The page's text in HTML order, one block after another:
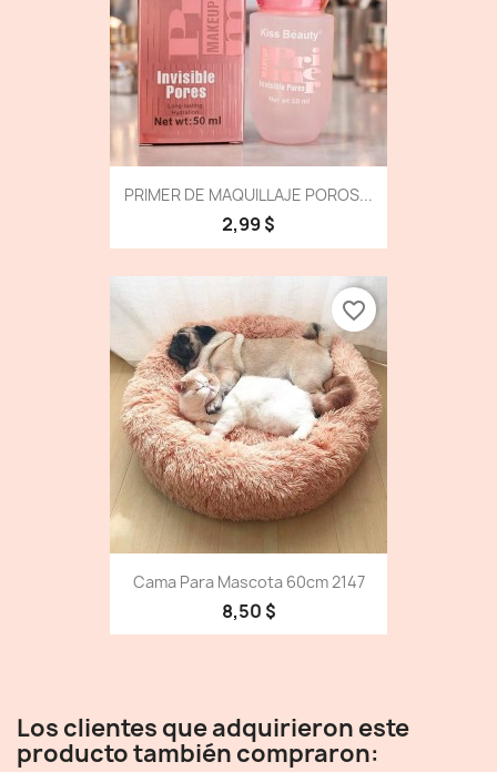
PRIMER DE MAQUILLAJE POROS...
2,99 $
Cama Para Mascota 60cm 2147
8,50 $
favorite_border
Los clientes que adquirieron este
producto también compraron: